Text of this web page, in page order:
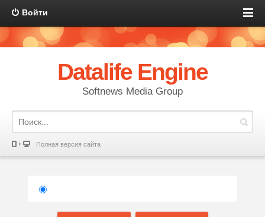
Войти
Datalife Engine
Softnews Media Group
Полная версия сайта